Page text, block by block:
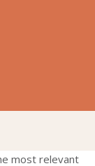
most relevant